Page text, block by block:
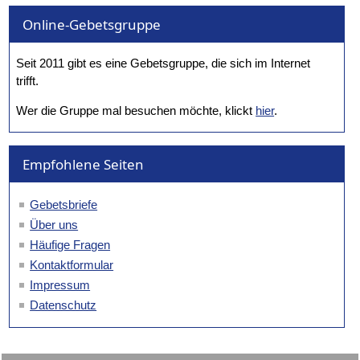
Online-Gebetsgruppe
Seit 2011 gibt es eine Gebetsgruppe, die sich im Internet
trifft.
Wer die Gruppe mal besuchen möchte, klickt hier.
Empfohlene Seiten
Gebetsbriefe
Über uns
Häufige Fragen
Kontaktformular
Impressum
Datenschutz